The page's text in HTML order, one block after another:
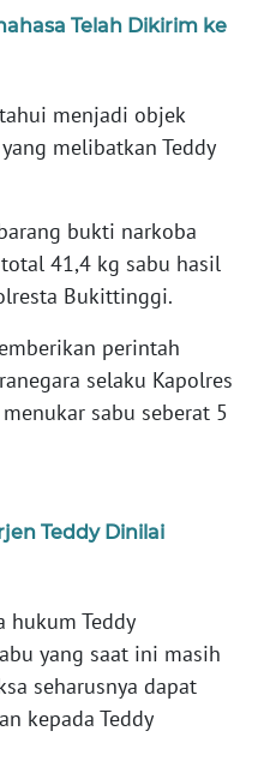
Telah Dikirim ke
menjadi objek
melibatkan Teddy
bukti narkoba
41,4 kg sabu hasil
Bukittinggi.
perintah
selaku Kapolres
sabu seberat 5
Teddy Dinilai
hukum Teddy
yang saat ini masih
seharusnya dapat
kepada Teddy